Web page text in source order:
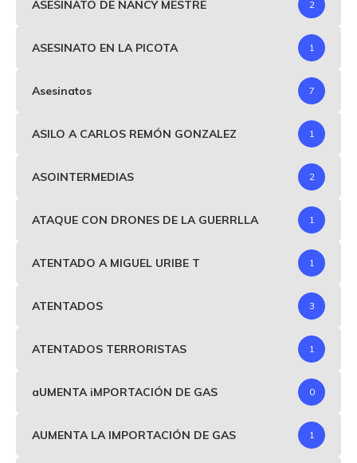
ASESINATO DE NANCY MESTRE 2
ASESINATO EN LA PICOTA 1
Asesinatos 7
ASILO A CARLOS REMÓN GONZALEZ 1
ASOINTERMEDIAS 2
ATAQUE CON DRONES DE LA GUERRLLA 1
ATENTADO A MIGUEL URIBE T 1
ATENTADOS 3
ATENTADOS TERRORISTAS 1
aUMENTA iMPORTACIÓN DE GAS 0
AUMENTA LA IMPORTACIÓN DE GAS 1